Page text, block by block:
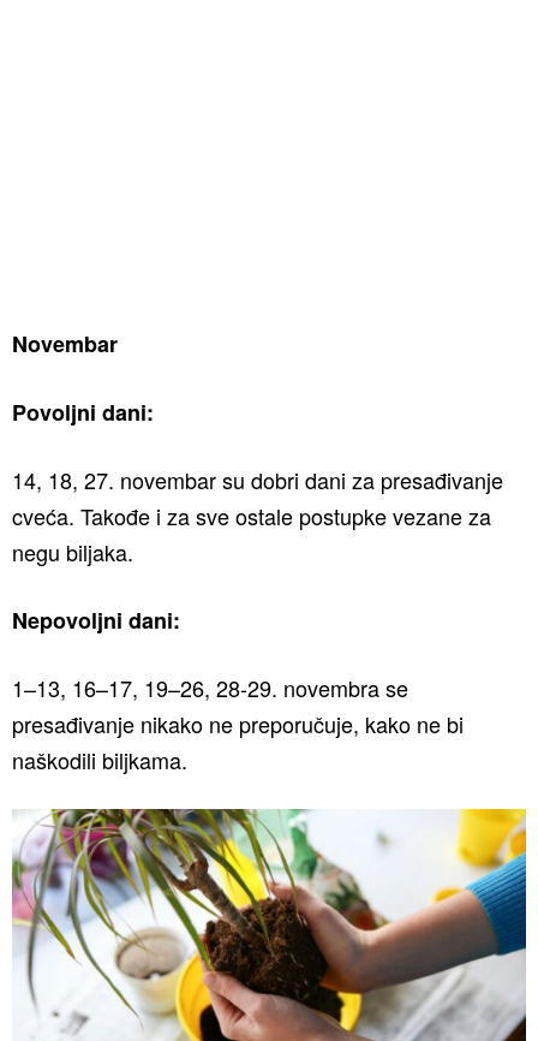
Novembar
Povoljni dani:
14, 18, 27. novembar su dobri dani za presađivanje
cveća. Takođe i za sve ostale postupke vezane za
negu biljaka.
Nepovoljni dani:
1–13, 16–17, 19–26, 28-29. novembra se
presađivanje nikako ne preporučuje, kako ne bi
naškodili biljkama.